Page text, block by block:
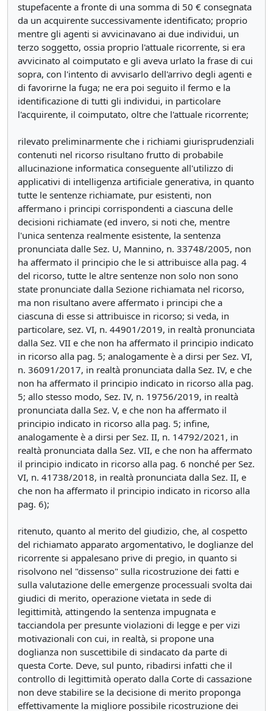
stupefacente a fronte di una somma di 50 € consegnata
da un acquirente successivamente identificato; proprio
mentre gli agenti si avvicinavano ai due individui, un
terzo soggetto, ossia proprio l'attuale ricorrente, si era
avvicinato al coimputato e gli aveva urlato la frase di cui
sopra, con l'intento di avvisarlo dell'arrivo degli agenti e
di favorirne la fuga; ne era poi seguito il fermo e la
identificazione di tutti gli individui, in particolare
l'acquirente, il coimputato, oltre che l'attuale ricorrente;
rilevato preliminarmente che i richiami giurisprudenziali
contenuti nel ricorso risultano frutto di probabile
allucinazione informatica conseguente all'utilizzo di
applicativi di intelligenza artificiale generativa, in quanto
tutte le sentenze richiamate, pur esistenti, non
affermano i principi corrispondenti a ciascuna delle
decisioni richiamate (ed invero, si noti che, mentre
l'unica sentenza realmente esistente, la sentenza
pronunciata dalle Sez. U, Mannino, n. 33748/2005, non
ha affermato il principio che le si attribuisce alla pag. 4
del ricorso, tutte le altre sentenze non solo non sono
state pronunciate dalla Sezione richiamata nel ricorso,
ma non risultano avere affermato i principi che a
ciascuna di esse si attribuisce in ricorso; si veda, in
particolare, sez. VI, n. 44901/2019, in realtà pronunciata
dalla Sez. VII e che non ha affermato il principio indicato
in ricorso alla pag. 5; analogamente è a dirsi per Sez. VI,
n. 36091/2017, in realtà pronunciata dalla Sez. IV, e che
non ha affermato il principio indicato in ricorso alla pag.
5; allo stesso modo, Sez. IV, n. 19756/2019, in realtà
pronunciata dalla Sez. V, e che non ha affermato il
principio indicato in ricorso alla pag. 5; infine,
analogamente è a dirsi per Sez. II, n. 14792/2021, in
realtà pronunciata dalla Sez. VII, e che non ha affermato
il principio indicato in ricorso alla pag. 6 nonché per Sez.
VI, n. 41738/2018, in realtà pronunciata dalla Sez. II, e
che non ha affermato il principio indicato in ricorso alla
pag. 6);
ritenuto, quanto al merito del giudizio, che, al cospetto
del richiamato apparato argomentativo, le doglianze del
ricorrente si appalesano prive di pregio, in quanto si
risolvono nel "dissenso" sulla ricostruzione dei fatti e
sulla valutazione delle emergenze processuali svolta dai
giudici di merito, operazione vietata in sede di
legittimità, attingendo la sentenza impugnata e
tacciandola per presunte violazioni di legge e per vizi
motivazionali con cui, in realtà, si propone una
doglianza non suscettibile di sindacato da parte di
questa Corte. Deve, sul punto, ribadirsi infatti che il
controllo di legittimità operato dalla Corte di cassazione
non deve stabilire se la decisione di merito proponga
effettivamente la migliore possibile ricostruzione dei